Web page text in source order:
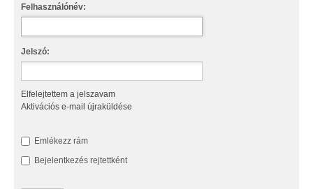
Felhasználónév:
Jelszó:
Elfelejtettem a jelszavam
Aktivációs e-mail újraküldése
Emlékezz rám
Bejelentkezés rejtettként